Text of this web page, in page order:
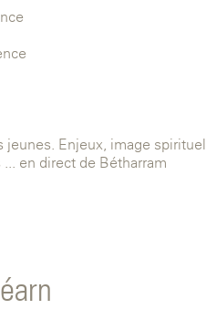
jeunes. Enjeux, image
en direct de Bétharram